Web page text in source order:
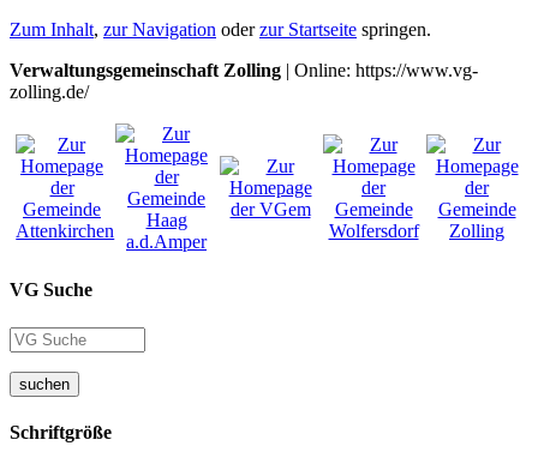
Zum Inhalt, zur Navigation oderzur Startseite springen.
Verwaltungsgemeinschaft Zolling | Online: https://www.vg-
zolling.de/
VG Suche
suchen
Schriftgröße